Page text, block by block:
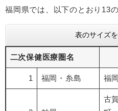
福岡県では、以下のとおり13
表のサイズ
二次保健医療圏名
1 福岡・糸島 福
古